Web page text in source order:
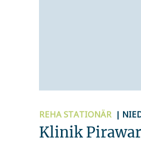
REHA STATIONÄR |
Klinik